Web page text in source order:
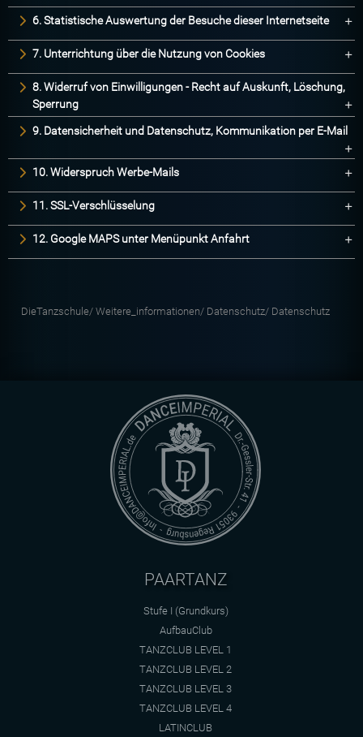
6. Statistische Auswertung der Besuche dieser Internetseite
7. Unterrichtung über die Nutzung von Cookies
8. Widerruf von Einwilligungen - Recht auf Auskunft, Löschung,
Sperrung
9. Datensicherheit und Datenschutz, Kommunikation per E-Mail
10. Widerspruch Werbe-Mails
11. SSL-Verschlüsselung
12. Google MAPS unter Menüpunkt Anfahrt
DieTanzschule/ Weitere_informationen/ Datenschutz/ Datenschutz
PAARTANZ
Stufe I (Grundkurs)
AufbauClub
TANZCLUB LEVEL 1
TANZCLUB LEVEL 2
TANZCLUB LEVEL 3
TANZCLUB LEVEL 4
LATINCLUB